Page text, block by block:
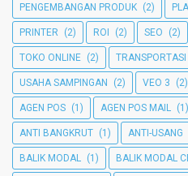
PENGEMBANGAN PRODUK (2)
PRINTER (2) ROI (2) SEO (2)
TOKO ONLINE (2)
USAHA SAMPINGAN (2) VEO 3 (2)
AGEN POS (1) AGEN POS MAIL (1)
ANTI BANGKRUT (1) ANTI-USANG
BALIK MODAL (1) BALIK MODAL